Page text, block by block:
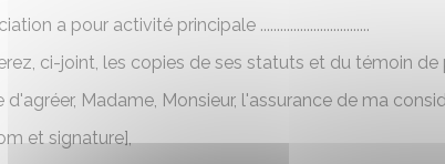
a pour activité principale .................................
ci-joint, les copies de ses statuts et du témoin de
d'agréer, Madame, Monsieur, l'assurance de ma
et signature],